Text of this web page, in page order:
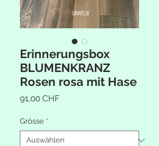
Erinnerungsbox
BLUMENKRANZ
Rosen rosa mit Hase
91,00 CHFPreis
Grösse *